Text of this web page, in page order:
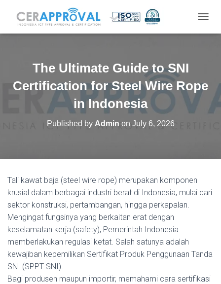
O
A
The Ultimate Guide to SNI
Certification for Steel Wire Rope
in Indonesia
Published by Admin on July 6, 2026
Tali kawat baja (steel wire rope) merupakan komponen
krusial dalam berbagai industri berat di Indonesia, mulai dari
sektor konstruksi, pertambangan, hingga perkapalan.
Mengingat fungsinya yang berkaitan erat dengan
keselamatan kerja (safety), Pemerintah Indonesia
memberlakukan regulasi ketat. Salah satunya adalah
kewajiban kepemilikan Sertifikat Produk Penggunaan Tanda
SNI (SPPT SNI).
Bagi produsen maupun importir, memahami cara sertifikasi